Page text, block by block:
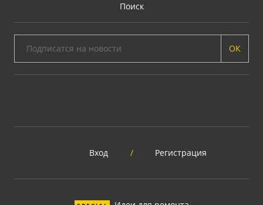
Поиск
ОК
Вход / Регистрация